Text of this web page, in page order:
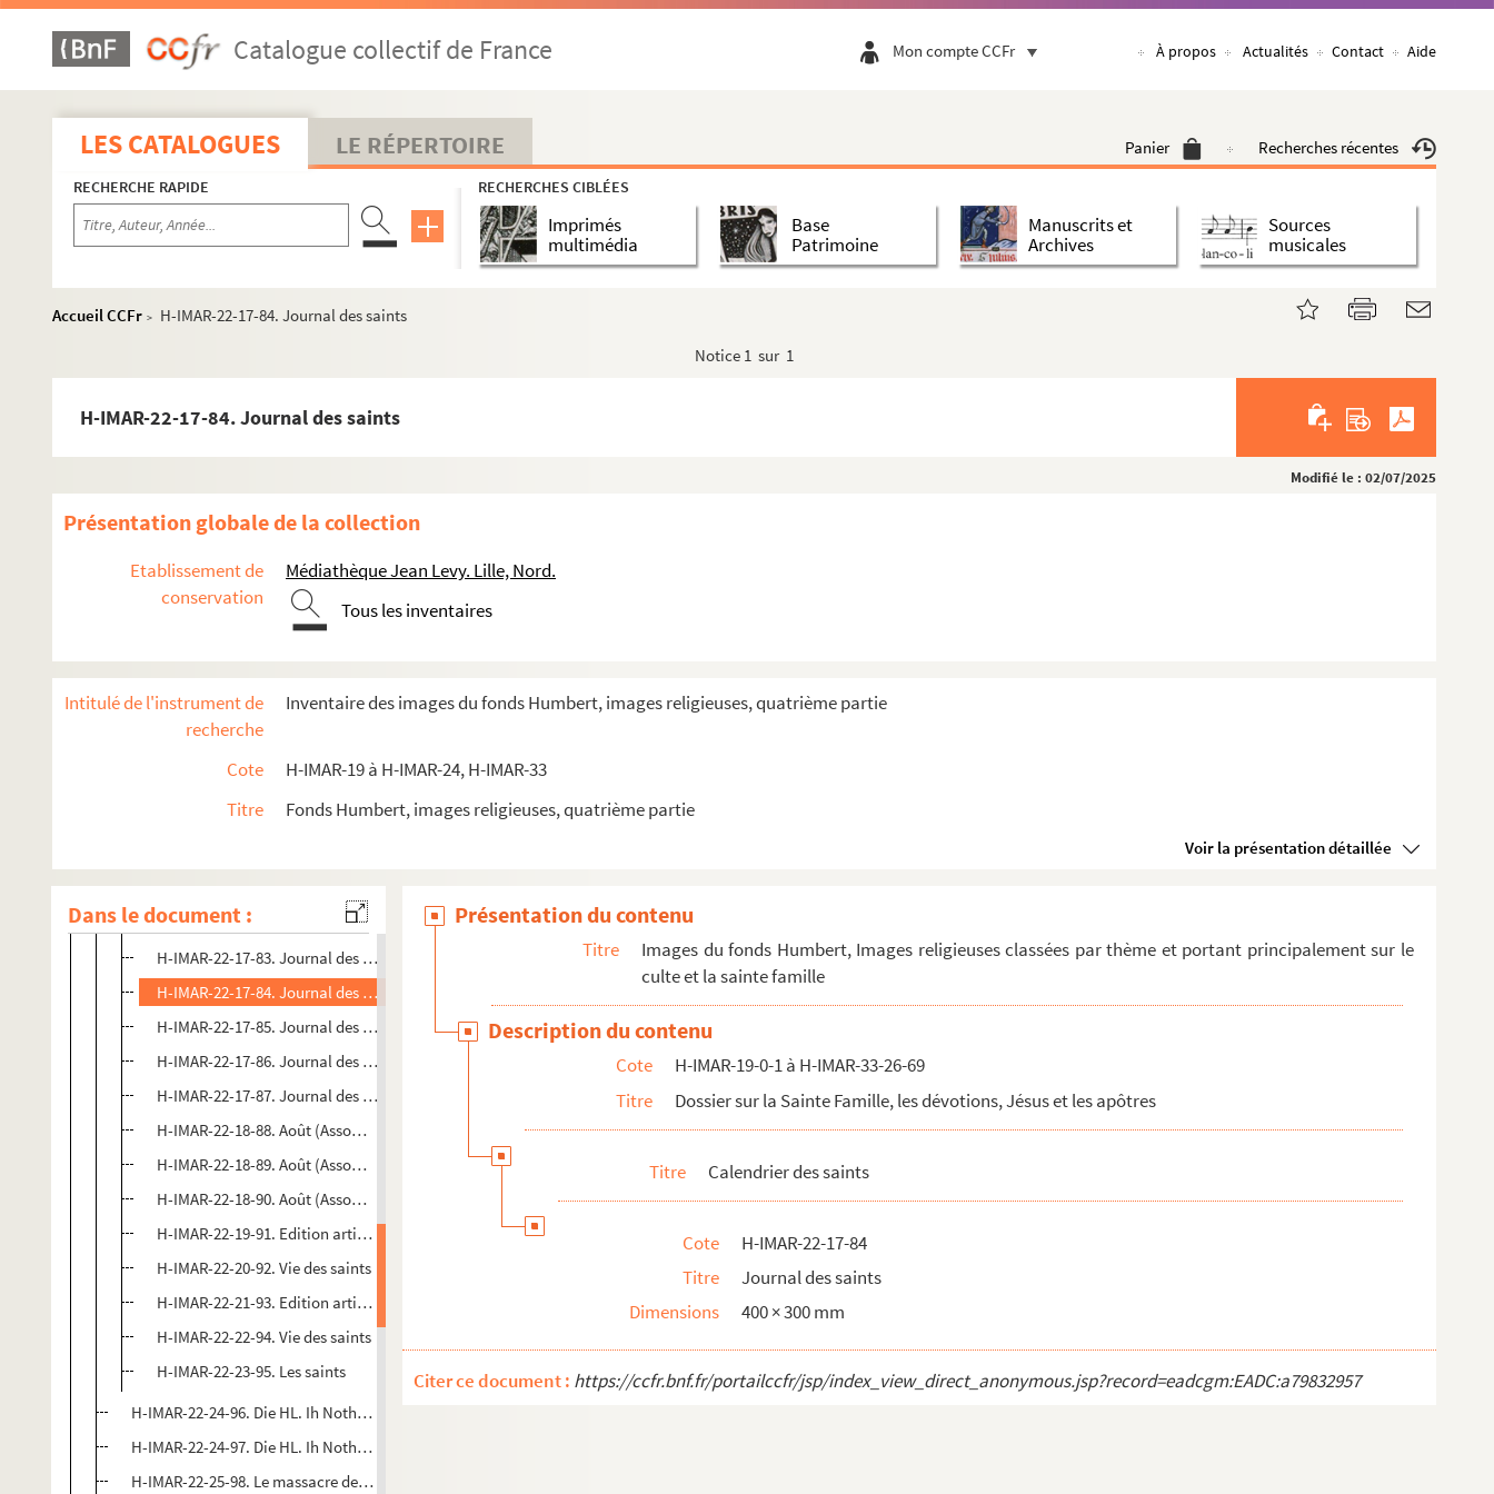
Catalogue collectif de France Mon compte CCFr À propos Actualités Contact Aide
LES CATALOGUES LE RÉPERTOIRE Panier Recherches récentes
RECHERCHE RAPIDE RECHERCHES CIBLÉES
Imprimés
multimédia
Base
Patrimoine
Manuscrits et
Archives
Sources
musicales
Accueil CCFr >
H-IMAR-22-17-84. Journal des saints
Notice 1 sur 1
H-IMAR-22-17-84. Journal des saints
Modifié le : 02/07/2025
Présentation globale de la collection
Etablissement de
conservation
Médiathèque Jean Levy. Lille, Nord.
Tous les inventaires
Intitulé de l'instrument de
recherche
Inventaire des images du fonds Humbert, images religieuses, quatrième partie
Cote
H-IMAR-19 à H-IMAR-24, H-IMAR-33
Titre
Fonds Humbert, images religieuses, quatrième partie
Voir la présentation détaillée
Dans le document :
Rois Mages
Pomey - Saint Goar d'Arneke
Les saints martyrs Greogory et Philemon
Les saints "Septem Dormientes"
Les saints martyrs
Quadraginta
H-IMAR-22-16-70. Calendrier des saints
H-IMAR-22-16-72. Calendrier des saints
H-IMAR-22-16-73. Calendrier des saints
H-IMAR-22-16-75. Calendrier des saints
H-IMAR-22-16-76. Calendrier des saints
H-IMAR-22-16-79. Calendrier des saints
H-IMAR-22-16-81. Calendrier des saints
H-IMAR-22-17-82. Journal des saints
H-IMAR-22-17-83. Journal des saints
H-IMAR-22-17-84. Journal des saints
H-IMAR-22-17-85. Journal des saints
H-IMAR-22-17-86. Journal des saints
H-IMAR-22-17-87. Journal des saints
H-IMAR-22-18-88. Août (Assomption)-Juin (Nativité de saint Jean-Baptiste)
H-IMAR-22-18-89. Août (Assomption)-Juin (Nativité de saint Jean-Baptiste)
H-IMAR-22-18-90. Août (Assomption)-Juin (Nativité de saint Jean-Baptiste)
H-IMAR-22-19-91. Edition artistique de la vie des saints
H-IMAR-22-20-92. Vie des saints
H-IMAR-22-21-93. Edition artistique de Notre-Dame de Lourdes
H-IMAR-22-22-94. Vie des saints
H-IMAR-22-23-95. Les saints
H-IMAR-22-24-96. Die HL. Ih Nothhalfer
H-IMAR-22-24-97. Die HL. Ih Nothhalfer
H-IMAR-22-25-98. Le massacre des innocents
Présentation du contenu
Titre
Images du fonds Humbert, Images religieuses classées par thème et portant principalement sur le
culte et la sainte famille
Description du contenu
Cote
H-IMAR-19-0-1 à H-IMAR-33-26-69
Titre
Dossier sur la Sainte Famille, les dévotions, Jésus et les apôtres
Titre Calendrier des saints
Cote
H-IMAR-22-17-84
Titre
Journal des saints
Dimensions
400 × 300 mm
Citer ce document : https://ccfr.bnf.fr/portailccfr/jsp/index_view_direct_anonymous.jsp?record=eadcgm:EADC:a79832957